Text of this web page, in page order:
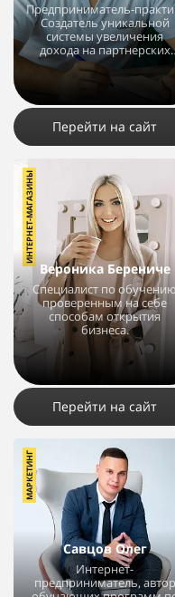
Предприниматель-
Создатель уникальной
системы увеличения
дохода на партнерских
программах.
Перейти на сайт
Вероника Берениче
Специалист по обучению
проверенным на себе
способам открытия
бизнеса.
ИНТЕРНЕТ-МАГАЗИНЫ
Перейти на сайт
Савцов Олег
Интернет-
предприниматель, автор
МАРКЕТИНГ